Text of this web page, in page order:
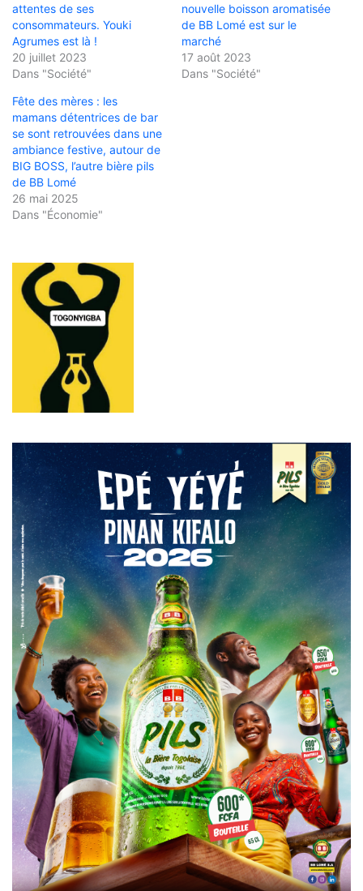
attentes de ses
consommateurs. Youki
Agrumes est là !
20 juillet 2023
Dans "Société"
nouvelle boisson aromatisée
de BB Lomé est sur le
marché
17 août 2023
Dans "Société"
Fête des mères : les
mamans détentrices de bar
se sont retrouvées dans une
ambiance festive, autour de
BIG BOSS, l’autre bière pils
de BB Lomé
26 mai 2025
Dans "Économie"